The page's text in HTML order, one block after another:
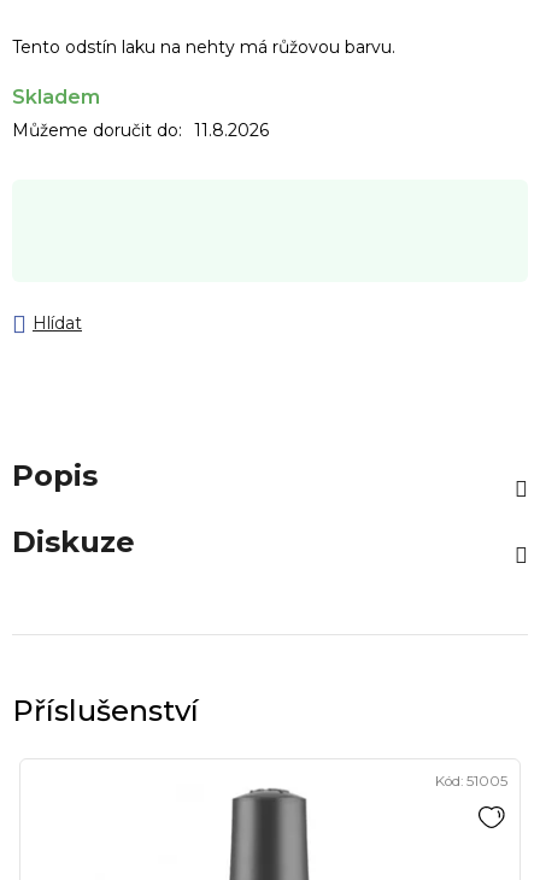
Tento odstín laku na nehty má růžovou barvu.
Skladem
Můžeme doručit do: 11.8.2026
Hlídat
Popis
Diskuze
Kód: 51005